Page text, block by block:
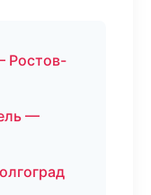
Ростов-
—